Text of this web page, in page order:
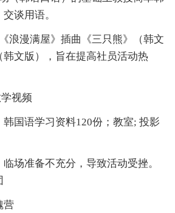
谈用语。
漫满屋》插曲《三只熊》（韩文
文版），旨在提高社员活动热
视频
韩国语学习资料120份；教室; 投影
临场准备不充分，导致活动受挫。